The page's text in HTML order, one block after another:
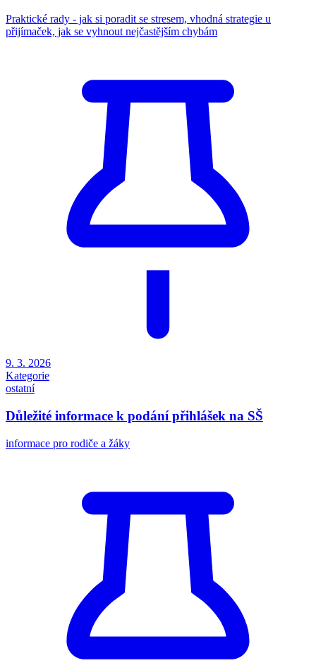
Praktické rady - jak si poradit se stresem, vhodná strategie u
přijímaček, jak se vyhnout nejčastějším chybám
9. 3. 2026
Kategorie
ostatní
Důležité informace k podání přihlášek na SŠ
informace pro rodiče a žáky